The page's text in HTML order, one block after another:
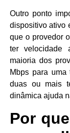
Outro ponto
dispositivo ativo
que o provedor
ter velocidade
maioria dos
Mbps para
duas ou mais
dinâmica ajuda
Por